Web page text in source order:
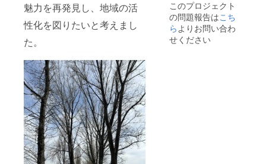
魅力を再発見し、地域の活
性化を図りたいと考えまし
た。
このプロジェクト
の問題報告はこち
らよりお問い合わ
せください